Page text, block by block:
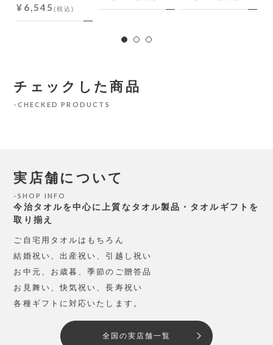
¥6,545(税込)
チェックした商品
CHECKED PRODUCTS
実店舗について
SHOP INFO
今治タオルを中心に上質なタオル製品・タオルギフトを
取り揃え
ご自宅用タオルはもちろん
結婚祝い、出産祝い、引越し祝い
お中元、お歳暮、季節のご贈答品
お見舞い、快気祝い、長寿祝い
各種ギフトに対応いたします。
全国の実店舗一覧